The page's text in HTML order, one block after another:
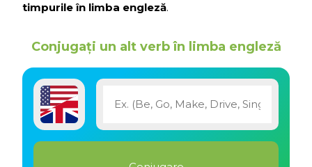
timpurile în limba engleză.
Conjugați un alt verb în limba engleză